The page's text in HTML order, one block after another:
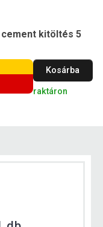
cement kitöltés 5
Kosárba
raktáron